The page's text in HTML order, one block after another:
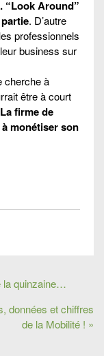
“Look Around”
. D’autre
professionnels
business sur
cherche à
être à court
La firme de
monétiser son
la quinzaine…
données et chiffres
de la Mobilité ! »